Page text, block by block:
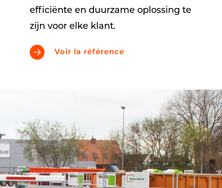
efficiënte en duurzame oplossing te
zijn voor elke klant.
Voir la référence